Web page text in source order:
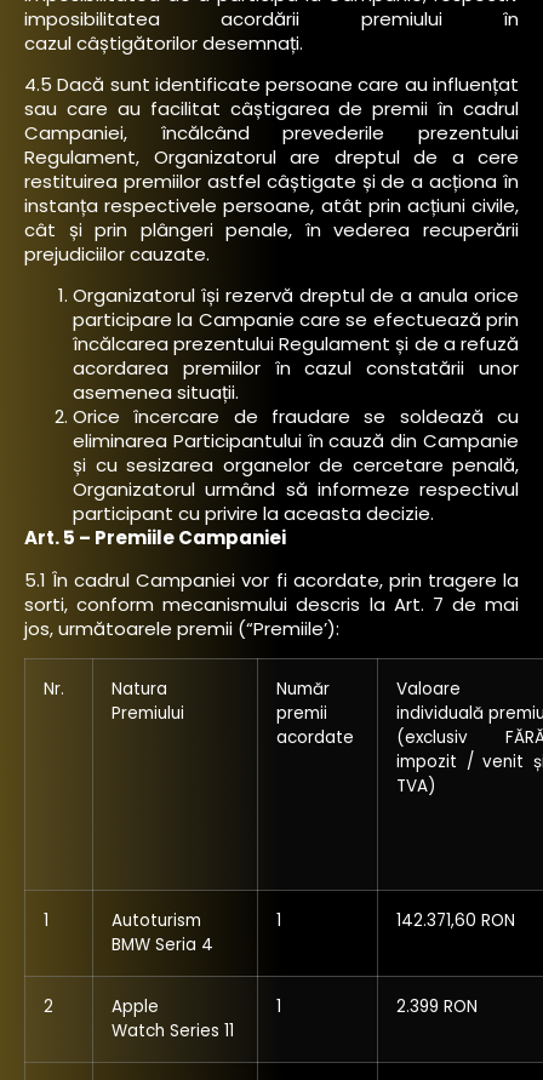
imposibilitatea acordării premiului în
cazul câștigătorilor desemnați.
4.5 Dacă sunt identificate persoane care au influențat
sau care au facilitat câștigarea de premii în cadrul
Campaniei, încălcând prevederile prezentului
Regulament, Organizatorul are dreptul de a cere
restituirea premiilor astfel câștigate și de a acționa în
instanța respectivele persoane, atât prin acțiuni civile,
cât și prin plângeri penale, în vederea recuperării
prejudiciilor cauzate.
Organizatorul își rezervă dreptul de a anula orice
participare la Campanie care se efectuează prin
încălcarea prezentului Regulament și de a refuză
acordarea premiilor în cazul constatării unor
asemenea situații.
Orice încercare de fraudare se soldează cu
eliminarea Participantului în cauză din Campanie
și cu sesizarea organelor de cercetare penală,
Organizatorul urmând să informeze respectivul
participant cu privire la aceasta decizie.
Art. 5 – Premiile Campaniei
5.1 În cadrul Campaniei vor fi acordate, prin tragere la
sorti, conform mecanismuluidescris la Art. 7 de mai
jos,următoarele premii (“Premiile’):
Nr.
Natura
Premiului
Număr
premii
acordate
Valoare
individuală
(exclusiv
impozit / venit
TVA)
1
Autoturism
BMW Seria 4
1 142.371,60 RON
2
Apple
Watch Series 11
1 2.399 RON